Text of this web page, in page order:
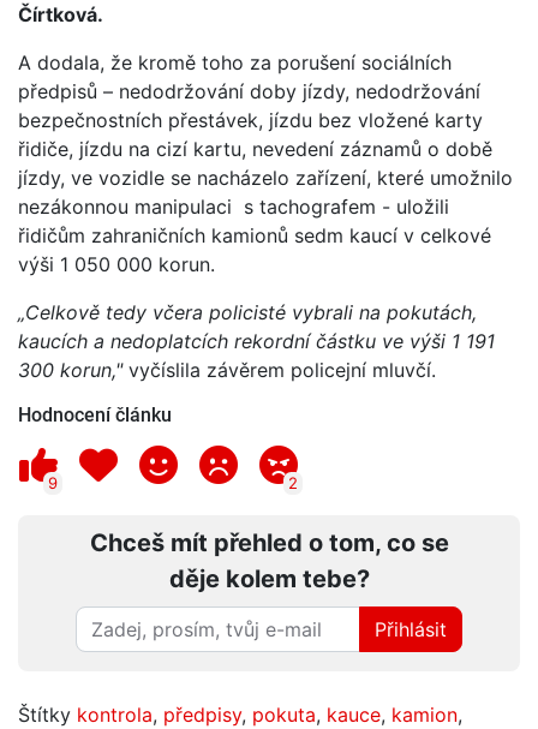
Čírtková.
A dodala, že kromě toho za porušení sociálních
předpisů – nedodržování doby jízdy, nedodržování
bezpečnostních přestávek, jízdu bez vložené karty
řidiče, jízdu na cizí kartu, nevedení záznamů o době
jízdy, ve vozidle se nacházelo zařízení, které umožnilo
nezákonnou manipulaci s tachografem - uložili
řidičům zahraničních kamionů sedm kaucí v celkové
výši 1 050 000 korun.
„Celkově tedy včera policisté vybrali na pokutách,
kaucích a nedoplatcích rekordní částku ve výši 1 191
300 korun,"vyčíslila závěrem policejní mluvčí.
Hodnocení článku
9 2
Chceš mít přehled o tom, co se
děje kolem tebe?
Přihlásit
Štítky kontrola, předpisy, pokuta, kauce, kamion,